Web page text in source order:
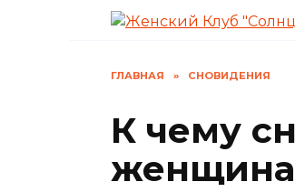
ГЛАВНАЯ » СНОВИДЕНИЯ
К чему
женщина